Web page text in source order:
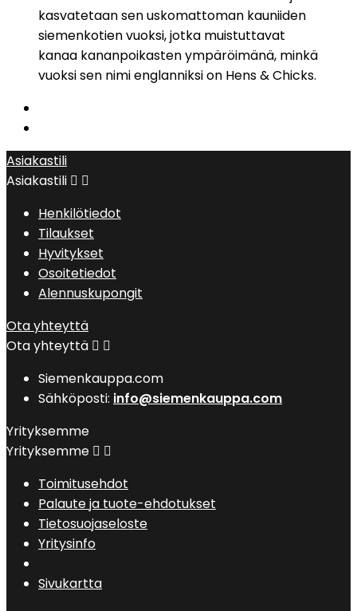
kasvatetaan sen uskomattoman kauniiden
siemenkotien vuoksi, jotka muistuttavat
kanaa kananpoikasten ympäröimänä, minkä
vuoksi sen nimi englanniksi on Hens & Chicks.
Asiakastili
Asiakastili  
Henkilötiedot
Tilaukset
Hyvitykset
Osoitetiedot
Alennuskupongit
Ota yhteyttä
Ota yhteyttä  
Siemenkauppa.com
Sähköposti: info@siemenkauppa.com
Yrityksemme
Yrityksemme  
Toimitusehdot
Palaute ja tuote-ehdotukset
Tietosuojaseloste
Yritysinfo
Sivukartta